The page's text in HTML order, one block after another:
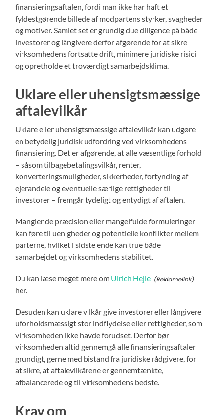
finansieringsaftalen, fordi man ikke har haft et
fyldestgørende billede af modpartens styrker, svagheder
og motiver. Samlet set er grundig due diligence på både
investorer og långivere derfor afgørende for at sikre
virksomhedens fortsatte drift, minimere juridiske risici
og opretholde et troværdigt samarbejdsklima.
Uklare eller uhensigtsmæssige
aftalevilkår
Uklare eller uhensigtsmæssige aftalevilkår kan udgøre
en betydelig juridisk udfordring ved virksomhedens
finansiering. Det er afgørende, at alle væsentlige forhold
– såsom tilbagebetalingsvilkår, renter,
konverteringsmuligheder, sikkerheder, fortynding af
ejerandele og eventuelle særlige rettigheder til
investorer – fremgår tydeligt og entydigt af aftalen.
Manglende præcision eller mangelfulde formuleringer
kan føre til uenigheder og potentielle konflikter mellem
parterne, hvilket i sidste ende kan true både
samarbejdet og virksomhedens stabilitet.
Du kan læse meget mere om Ulrich Hejle
her.
Desuden kan uklare vilkår give investorer eller långivere
uforholdsmæssigt stor indflydelse eller rettigheder, som
virksomheden ikke havde forudset. Derfor bør
virksomheden altid gennemgå alle finansieringsaftaler
grundigt, gerne med bistand fra juridiske rådgivere, for
at sikre, at aftalevilkårene er gennemtænkte,
afbalancerede og til virksomhedens bedste.
Krav om